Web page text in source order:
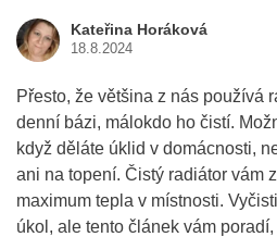
Kateřina Horáková
18.8.2024
Přesto, že většina z nás používá
denní bázi, málokdo ho čistí.
když děláte úklid v domácnosti,
ani na topení. Čistý radiátor vám
maximum tepla v místnosti.
úkol, ale tento článek vám poradí,